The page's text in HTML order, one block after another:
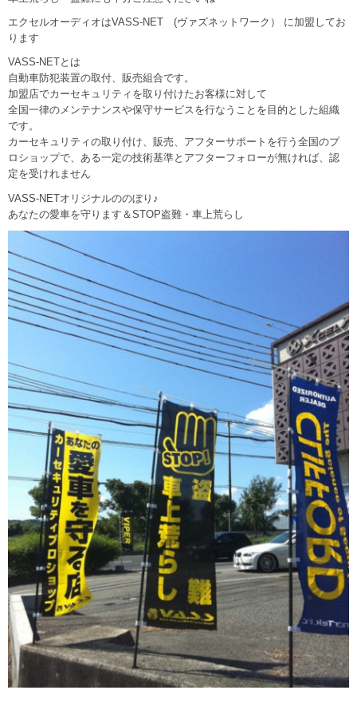
エクセルオーディオはVASS-NET (ヴァズネットワーク）
に加盟してお
ります
VASS-NETとは
自動車防犯装置の取付、販売組合です。
加盟店でカーセキュリティを取り付けたお客様に対して
全国一律のメンテナンスや保守サービスを行なうことを目的とした組織
です。
カーセキュリティの取り付け、販売、アフターサポートを行う全国のプ
ロショップで、ある一定の技術基準とアフターフォローが無ければ、認
定を受けれません
VASS-NETオリジナルののぼり♪
あなたの愛車を守ります＆STOP盗難・車上荒らし